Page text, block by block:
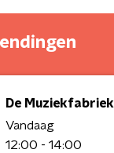
De Muziekfabriek
Vandaag
12:00 - 14:00